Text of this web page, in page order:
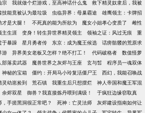
宗 我就做个烂游戏，至高神话什么鬼
救下精灵奴隶后，我被
技能竟被认为最垃圾 虫临异界：母巢霸途
雄鹰领主：卡牌招
是大腿！ 不死真的能为所欲为 魔女小姐孝心变质了
雌性
主生涯 变身！转生异世界精灵领主 领袖之证：风过无痕
重
于暴躁 星月勇者传 东京：成为魔王候选
话痨骷髅的荒原求
游 异界美女老板又怎样？绝不打工！ 代码破格者
数值怪萝
部落卖武器 魔兽世界之灰烬与王座 玄与皙
程序员一魂双体
神秘的宝箱 僵约：开局马小玲复活僵尸王
西幻，我能召唤战
灵幼崽捡到 荒石镇 我重生后只想摆烂
神人帝国和魔王军混
余烬双星 御兽？我直接炼丹喂到满级！
于疯狂边缘窃取真
，手搓黑洞很正常吧？ 死神：亡灵法师
灰烬建设指南如何让